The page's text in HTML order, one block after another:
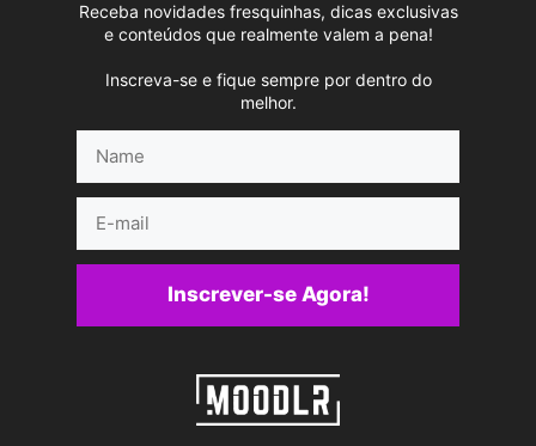
Receba novidades fresquinhas, dicas exclusivas
e conteúdos que realmente valem a pena!
Inscreva-se e fique sempre por dentro do
melhor.
mail
Inscrever-se Agora!